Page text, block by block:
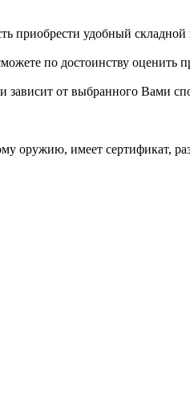
приобрести удобный
по достоинству оценить
зависит от выбранного Вами
имеет сертификат,